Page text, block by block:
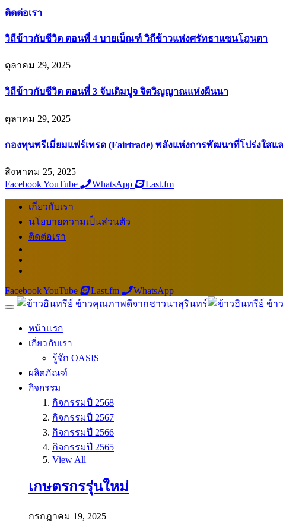
ติดต่อเรา
วิถีข้าวกับชีวิต ตอนที่ 4 บายเบ็ณฑ์ วิถีข้าวแห่งศรัทธาแซนโฎนตา
ตุลาคม 29, 2025
วิถีข้าวกับชีวิต ตอนที่ 3 จับเดิมปูจ จิตวิญญาณแห่งผืนนา
ตุลาคม 29, 2025
กองทุนพรีเมี่ยมแฟร์เทรด (Fairtrade) พลังแห่งการพัฒนาที่โปร่งใสแ
สิงหาคม 25, 2025
FacebookYouTube WhatsApp Last.fm
เกี่ยวกับเรา
นโยบายความเป็นส่วนตัว
ติดต่อเรา
FacebookYouTube Last.fm WhatsApp
หน้าแรก
เกี่ยวกับเรา
รู้จัก OASIS
ผลิตภัณฑ์
กิจกรรม
กิจกรรมปี 2568
กิจกรรมปี 2567
กิจกรรมปี 2566
กิจกรรมปี 2565
View All
เกษตรกรรุ่นใหม่
กรกฎาคม 19, 2025